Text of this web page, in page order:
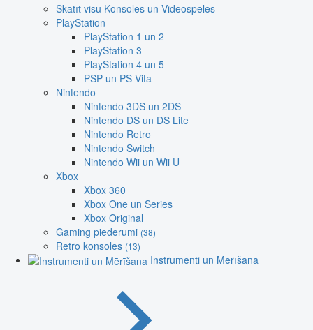
Skatīt visu Konsoles un Videospēles
PlayStation
PlayStation 1 un 2
PlayStation 3
PlayStation 4 un 5
PSP un PS Vita
Nintendo
Nintendo 3DS un 2DS
Nintendo DS un DS Lite
Nintendo Retro
Nintendo Switch
Nintendo Wii un Wii U
Xbox
Xbox 360
Xbox One un Series
Xbox Original
Gaming piederumi (38)
Retro konsoles (13)
Instrumenti un Mērīšana